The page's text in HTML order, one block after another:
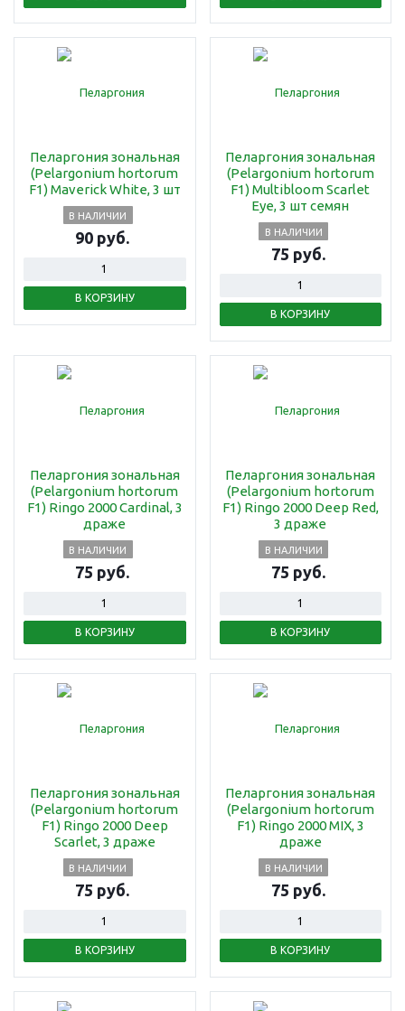
Пеларгония зональная
(Pelargonium hortorum
F1) Maverick White, 3 шт
В НАЛИЧИИ
90 руб.
В КОРЗИНУ
Пеларгония зональная
(Pelargonium hortorum
F1) Multibloom Scarlet
Eye, 3 шт семян
В НАЛИЧИИ
75 руб.
В КОРЗИНУ
Пеларгония зональная
(Pelargonium hortorum
F1) Ringo 2000 Cardinal, 3
драже
В НАЛИЧИИ
75 руб.
В КОРЗИНУ
Пеларгония зональная
(Pelargonium hortorum
F1) Ringo 2000 Deep Red,
3 драже
В НАЛИЧИИ
75 руб.
В КОРЗИНУ
Пеларгония зональная
(Pelargonium hortorum
F1) Ringo 2000 Deep
Scarlet, 3 драже
В НАЛИЧИИ
75 руб.
В КОРЗИНУ
Пеларгония зональная
(Pelargonium hortorum
F1) Ringo 2000 MIX, 3
драже
В НАЛИЧИИ
75 руб.
В КОРЗИНУ